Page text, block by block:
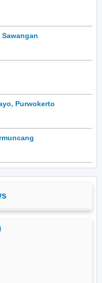
Sawangan
Purwokerto